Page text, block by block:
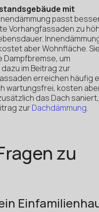
mit
passt
Vorhangfassaden zu
aber Wohnfläche.
um
im Beitrag zur
erreichen häufig
wartungsfrei, kosten
das Dach saniert,
zurDachdämmung.
zu